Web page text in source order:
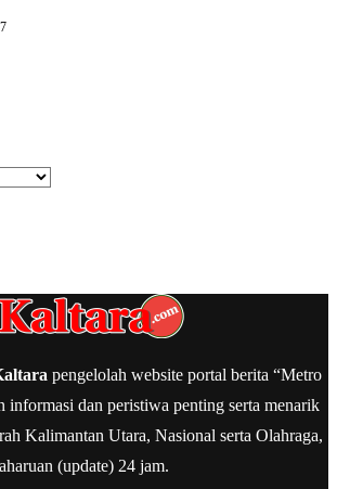
pengelolah website portal berita “Metro
informasi dan peristiwa penting serta menarik
Kalimantan Utara, Nasional serta Olahraga,
(update) 24 jam.